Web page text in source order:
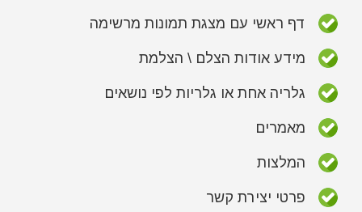
דף ראשי עם מצגת תמונות מרשימה
מידע אודות הצלם \ הצלמת
גלריה אחת או גלריות לפי נושאים
מאמרים
המלצות
פרטי יצירת קשר